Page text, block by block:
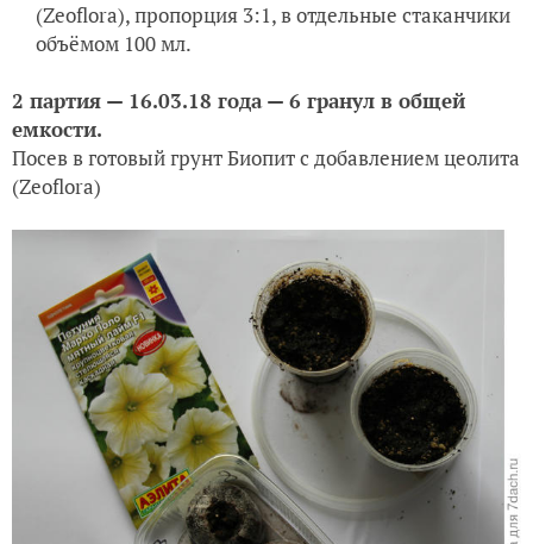
(Zeoflora), пропорция 3:1, в отдельные стаканчики
объёмом 100 мл.
2 партия — 16.03.18 года — 6 гранул в общей
емкости.
Посев в готовый грунт Биопит c добавлением цеолита
(Zeoflorа)